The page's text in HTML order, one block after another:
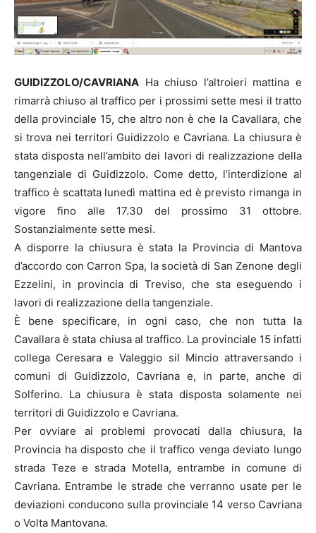
GUIDIZZOLO/CAVRIANA Ha chiuso l’altroieri mattina e
rimarrà chiuso al traffico per i prossimi sette mesi il tratto
della provinciale 15, che altro non è che la Cavallara, che
si trova nei territori Guidizzolo e Cavriana. La chiusura è
stata disposta nell’ambito dei lavori di realizzazione della
tangenziale di Guidizzolo. Come detto, l’interdizione al
traffico è scattata lunedì mattina ed è previsto rimanga in
vigore fino alle 17.30 del prossimo 31 ottobre.
Sostanzialmente sette mesi.
A disporre la chiusura è stata la Provincia di Mantova
d’accordo con Carron Spa, la società di San Zenone degli
Ezzelini, in provincia di Treviso, che sta eseguendo i
lavori di realizzazione della tangenziale.
È bene specificare, in ogni caso, che non tutta la
Cavallara è stata chiusa al traffico. La provinciale 15 infatti
collega Ceresara e Valeggio sil Mincio attraversando i
comuni di Guidizzolo, Cavriana e, in parte, anche di
Solferino. La chiusura è stata disposta solamente nei
territori di Guidizzolo e Cavriana.
Per ovviare ai problemi provocati dalla chiusura, la
Provincia ha disposto che il traffico venga deviato lungo
strada Teze e strada Motella, entrambe in comune di
Cavriana. Entrambe le strade che verranno usate per le
deviazioni conducono sulla provinciale 14 verso Cavriana
o Volta Mantovana.